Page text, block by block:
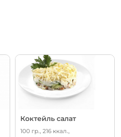
Коктейль салат
100 гр., 216 ккал.,